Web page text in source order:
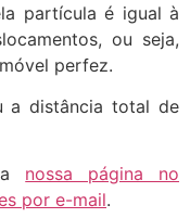
partícula é igual à
ou seja,
perfez.
a distância total de
nossa página no
por e-mail.